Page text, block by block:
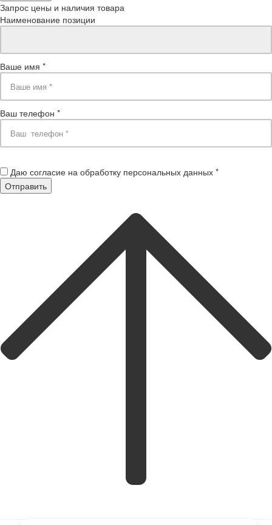
Запрос цены и наличия товара
Наименование позиции
Ваше имя *
Ваш телефон *
Даю согласие на обработку персональных данных *